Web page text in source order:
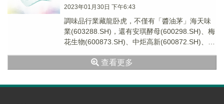
2023年01月30日 下午6:43
調味品行業藏龍卧虎，不僅有「醬油茅」海天味
業(603288.SH)，還有安琪酵母(600298.SH)、梅
花生物(600873.SH)、中炬高新(600872.SH)、天
查看更多